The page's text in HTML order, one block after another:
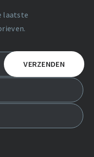
laatste